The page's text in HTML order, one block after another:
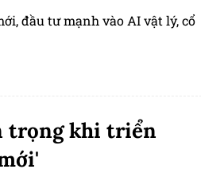
đầu tư mạnh vào AI vật lý, cổ
trọng khi triển